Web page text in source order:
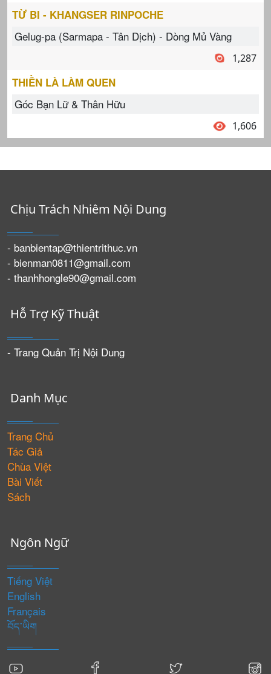
TỪ BI - KHANGSER RINPOCHE
Gelug-pa (Sarmapa - Tân Dịch) - Dòng Mủ Vàng
1,287
THIỀN LÀ LÀM QUEN
Góc Bạn Lữ & Thân Hữu
1,606
Chịu Trách Nhiêm Nội Dung
- banbientap@thientrithuc.vn
- bienman0811@gmail.com
- thanhhongle90@gmail.com
Hỗ Trợ Kỹ Thuật
- Trang Quản Trị Nội Dung
Danh Mục
Trang Chủ
Tác Giả
Chùa Việt
Bài Viết
Sách
Ngôn Ngữ
Tiếng Việt
English
Français
བོད་ཡིག